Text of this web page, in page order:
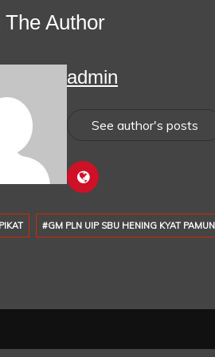
The Author
admin
See author's posts
#GM PLN UIP SBU HENING KYAT